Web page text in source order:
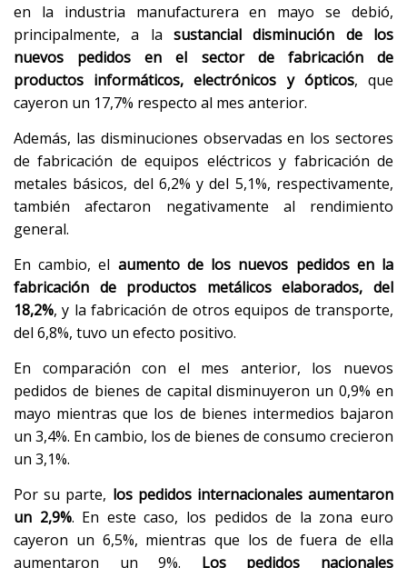
en la industria manufacturera en mayo se debió,
principalmente, a la sustancial disminución de los
nuevos pedidos en el sector de fabricación de
productos informáticos, electrónicos y ópticos, que
cayeron un 17,7% respecto al mes anterior.
Además, las disminuciones observadas en los sectores
de fabricación de equipos eléctricos y fabricación de
metales básicos, del 6,2% y del 5,1%, respectivamente,
también afectaron negativamente al rendimiento
general.
En cambio, el aumento de los nuevos pedidos en la
fabricación de productos metálicos elaborados, del
18,2%, y la fabricación de otros equipos de transporte,
del 6,8%, tuvo un efecto positivo.
En comparación con el mes anterior, los nuevos
pedidos de bienes de capital disminuyeron un 0,9% en
mayo mientras que los de bienes intermedios bajaron
un 3,4%. En cambio, los de bienes de consumo crecieron
un 3,1%.
Por su parte, los pedidos internacionales aumentaron
un 2,9%. En este caso, los pedidos de la zona euro
cayeron un 6,5%, mientras que los de fuera de ella
aumentaron un 9%. Los pedidos nacionales